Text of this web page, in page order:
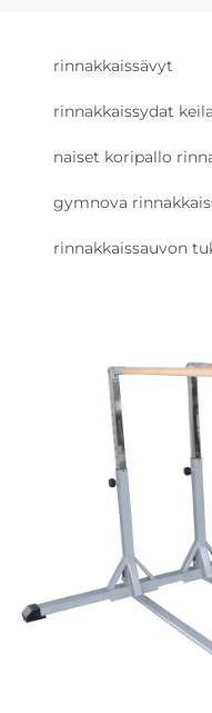
rinnakkaissävyt
rinnakkaissydat
naiset koripallo
gymnova
rinnakkaissauvon